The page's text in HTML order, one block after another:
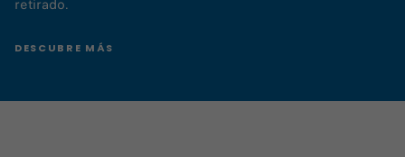
retirado.
DESCUBRE MÁS